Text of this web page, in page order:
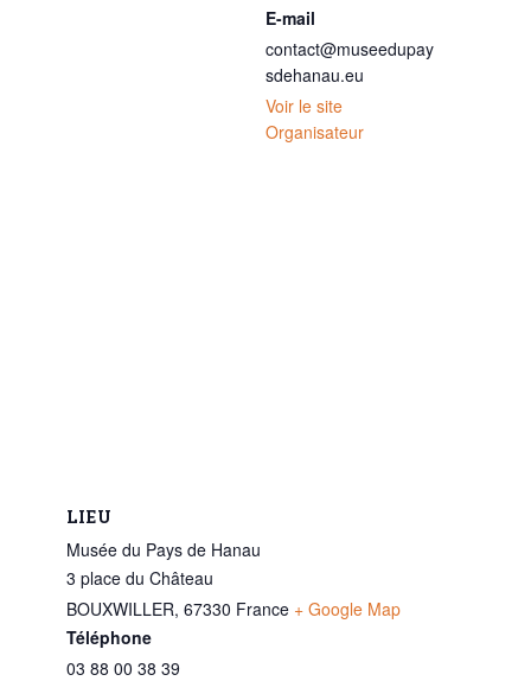
E-mail
contact@museedupay
sdehanau.eu
Voir le site
Organisateur
LIEU
Musée du Pays de Hanau
3 place du Château
BOUXWILLER, 67330 France + Google Map
Téléphone
03 88 00 38 39